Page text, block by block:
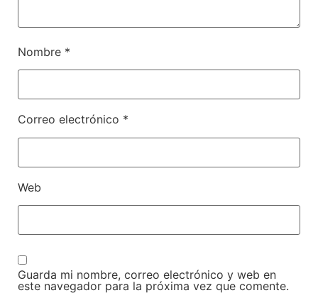
Nombre *
Correo electrónico *
Web
Guarda mi nombre, correo electrónico y web en
este navegador para la próxima vez que comente.